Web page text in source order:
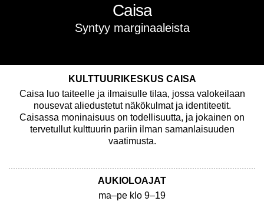
Tutustu syksyn ohjelmistoon
Nykysirkusnäyttämöteos OLEMA | 25.–30.8.2026
KULTTUURIKESKUS CAISA
Caisa luo taiteelle ja ilmaisulle tilaa, jossa valokeilaan
nousevat aliedustetut näkökulmat ja identiteetit.
Caisassa moninaisuus on todellisuutta, ja jokainen on
tervetullut kulttuurin pariin ilman samanlaisuuden
vaatimusta.
AUKIOLOAJAT
ma–pe klo 9–19